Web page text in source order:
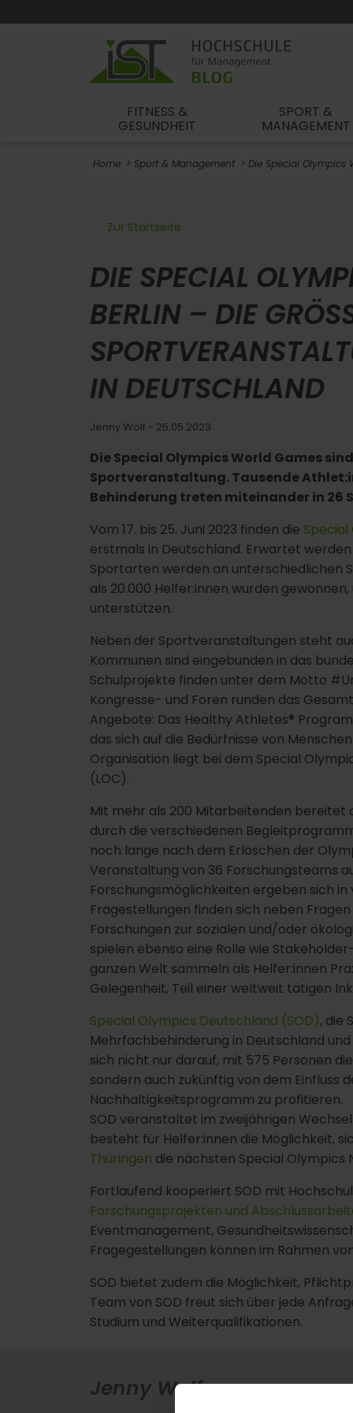
FITNESS &
GESUNDHEIT
SPORT &
MANAGEMENT
Home Sport & Management Die Special Olympics
Zur Startseite
DIE SPECIAL
BERLIN – DIE
N DEUTSCHLAND
Jenny Wolf - 25.05.2023
Die Special Olympics World Games
Sportveranstaltung. Tausende
Behinderung treten miteinander in 26
Vom 17. bis 25. Juni 2023 finden die
erstmals in Deutschland. Erwartet
Sportarten werden an unterschiedlichen
als 20.000 Helfer:innen wurden
unterstützen.
Neben der Sportveranstaltungen steht
Kommunen sind eingebunden in das
Schulprojekte finden unter dem Motto
Kongresse- und Foren runden das
Angebote: Das Healthy Athletes®
das sich auf die Bedürfnisse von
Organisation liegt bei dem Special
(LOC).
Mit mehr als 200 Mitarbeitenden bereitet
durch die verschiedenen
noch lange nach dem Erlöschen der
Veranstaltung von 36 Forschungsteams
Forschungsmöglichkeiten ergeben sich
Fragestellungen finden sich neben
Forschungen zur sozialen und/oder
spielen ebenso eine Rolle wie
ganzen Welt sammeln als Helfer:innen
Gelegenheit, Teil einer weltweit tätigen
Special Olympics Deutschland (SOD), die
Mehrfachbehinderung in Deutschland
sich nicht nur darauf, mit 575 Personen
sondern auch zukünftig von dem Einfluss
Nachhaltigkeitsprogramm zu profitieren.
SOD veranstaltet im zweijährigen
besteht für Helfer:innen die Möglichkeit,
Thüringen die nächsten Special
Fortlaufend kooperiert SOD mit
Forschungsprojekten und
Eventmanagement,
Fragegestellungen können im Rahmen
SOD bietet zudem die Möglichkeit,
Team von SOD freut sich über jede
Studium und Weiterqualifikationen.
Jenny Wolf